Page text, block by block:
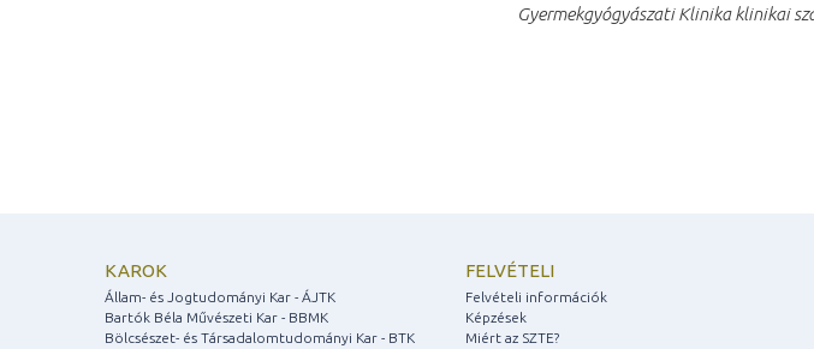
Gyermekgyógyászati Klinika klinikai
KAROK
Állam- és Jogtudományi Kar - ÁJTK
Bartók Béla Művészeti Kar - BBMK
Bölcsészet- és Társadalomtudományi Kar - BTK
FELVÉTELI
Felvételi információk
Képzések
Miért az SZTE?